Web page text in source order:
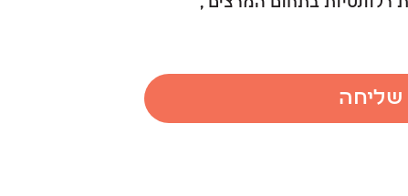
רלוונטיות בתחום המרצים ,
שליחה